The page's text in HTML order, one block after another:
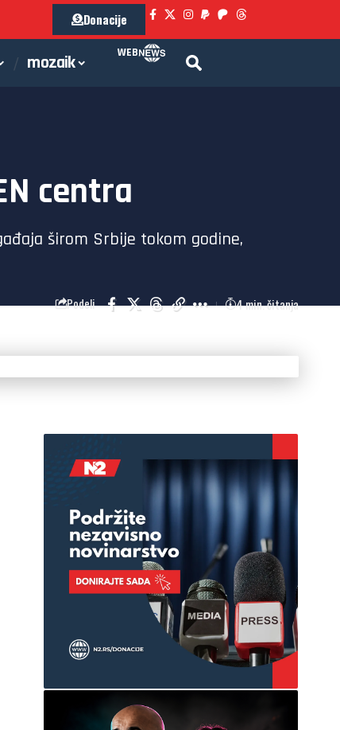
Donacije
mozaik WEB
centra
širom Srbije tokom godine,
Podeli 4 min. čitanja